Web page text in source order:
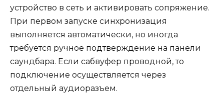
устройство в сеть и активировать сопряжение.
При первом запуске синхронизация
выполняется автоматически, но иногда
требуется ручное подтверждение на панели
саундбара. Если сабвуфер проводной, то
подключение осуществляется через
отдельный аудиоразъем.